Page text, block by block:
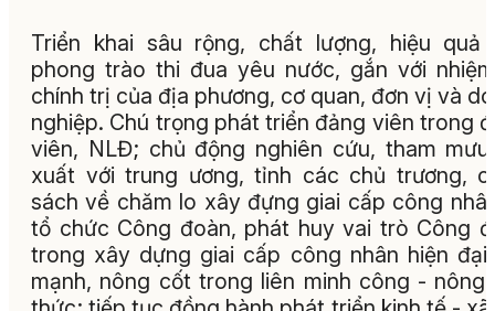
Triển khai sâu rộng, chất lượng, hiệu quả
phong trào thi đua yêu nước, gắn với
chính trị của địa phương, cơ quan, đơn vị và
nghiệp. Chú trọng phát triển đảng viên trong
viên, NLĐ; chủ động nghiên cứu, tham
xuất với trung ương, tỉnh các chủ trương,
sách về chăm lo xây đựng giai cấp công
tổ chức Công đoàn, phát huy vai trò Công
trong xây dựng giai cấp công nhân hiện
mạnh, nông cốt trong liên minh công - nông